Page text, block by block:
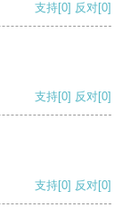
支持[0] 反对[0]
支持[0] 反对[0]
支持[0] 反对[0]